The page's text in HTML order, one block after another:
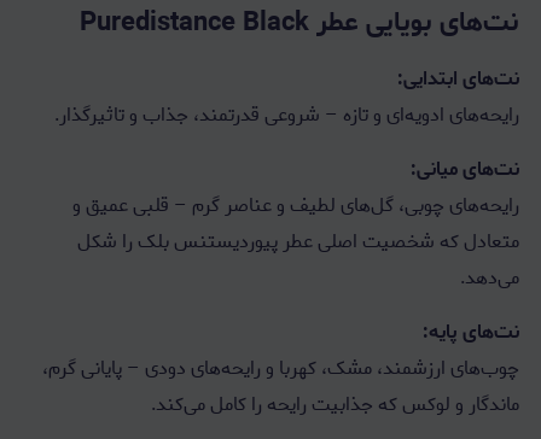
نت‌های بویایی عطر Puredistance Black
نت‌های ابتدایی:
رایحه‌های ادویه‌ای و تازه – شروعی قدرتمند، جذاب و تاثیرگذار.
نت‌های میانی:
رایحه‌های چوبی، گل‌های لطیف و عناصر گرم – قلبی عمیق و
متعادل که شخصیت اصلی عطر پیوردیستنس بلک را شکل
می‌دهد.
نت‌های پایه:
چوب‌های ارزشمند، مشک، کهربا و رایحه‌های دودی – پایانی گرم،
ماندگار و لوکس که جذابیت رایحه را کامل می‌کند.